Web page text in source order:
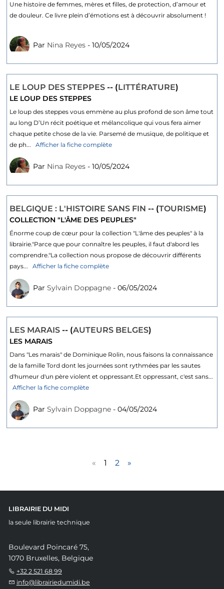
Une histoire de femmes, mères et filles, de protection, d’amour et
de douleur. Ce livre plein d’émotions est à découvrir absolument !
Par Nina Reyes- 10/05/2024
LE LOUP DES STEPPES-- (LITTÉRATURE)
LE LOUP DES STEPPES
Le loup des steppes vous emmène au plus profond de son âme tout
au long D’Un récit poétique et mélancolique qui vous fera aimer
chaque petite chose de la vie. Parsemé de musique, de politique et
de ph...
Afficher la fiche complète
Par Nina Reyes- 10/05/2024
BELGIQUE : L'HISTOIRE SANS FIN-- (TOURISME)
COLLECTION "L'ÂME DES PEUPLES"
Énorme coup de cœur pour la collection "L'âme des peuples" à la
librairie."Parce que pour connaître les peuples, il faut d'abord les
comprendre."La collection nous propose de découvrir différents
pays...
Afficher la fiche complète
ParSylvain Doppagne- 06/05/2024
LES MARAIS-- (AUTEURS BELGES)
LES MARAIS
Dans "Les marais" de Dominique Rolin, nous faisons la connaissance
de la famille Tord dont les journées sont rythmées par les sautes
d'humeur d'un père violent et oppressant.Et oppressant, c'est sans...
Afficher la fiche complète
ParSylvain Doppagne- 04/05/2024
« 1 2 »
LIBRAIRIE DU MIDI
la seule librairie technique
Boulevard Poincaré 75,
1070 Bruxelles, Belgique
+32 2 521 68 99
info@librairiedumidi.be